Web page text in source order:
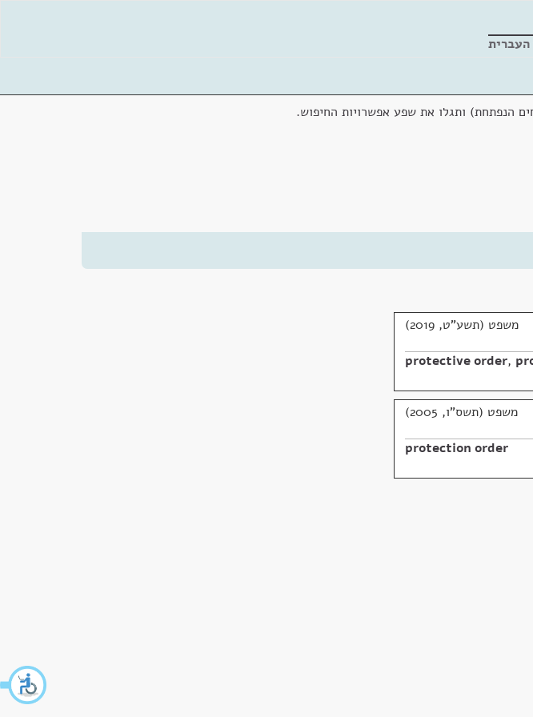
העברית
הנפתחת) ותגלו את שפע אפשרויות החיפוש.
משפט (תשע"ט, 2019)
protective order,
משפט (תשס"ו, 2005)
protection order